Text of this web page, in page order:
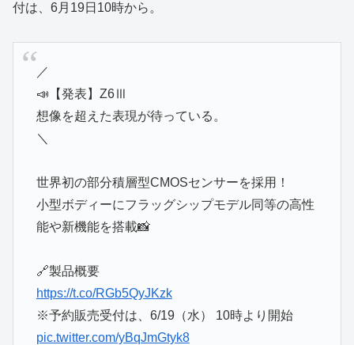
付は、6月19日10時から。
／
📣【発表】Z6Ⅲ
想像を超えた表現が待っている。
＼
世界初の部分積層型CMOSセンサーを採用！
小型ボディーにフラッグシップモデル同等の高性
能や新機能を搭載📸
🔗製品概要
https://t.co/RGb5QyJKzk
※予約販売受付は、6/19（水） 10時より開始
pic.twitter.com/yBqJmGtyk8